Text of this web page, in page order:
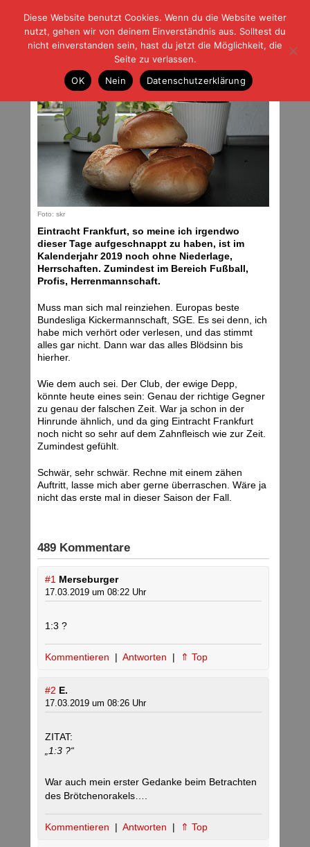
| | |BLOG-GFußball und der Rest
HOME|REGELN|IMPRESSUM |DATENSCHUTZ
SGE – Club
Sonntag, 17.03.19 | 08:20 Uhr
Foto: skr
Eintracht Frankfurt, so meine ich irgendwo
dieser Tage aufgeschnappt zu haben, ist im
Kalenderjahr 2019 noch ohne Niederlage,
Herrschaften. Zumindest im Bereich Fußball,
Profis, Herrenmannschaft.
Muss man sich mal reinziehen. Europas beste
Bundesliga Kickermannschaft, SGE. Es sei denn, ich
habe mich verhört oder verlesen, und das stimmt
alles gar nicht. Dann war das alles Blödsinn bis
hierher.
Wie dem auch sei. Der Club, der ewige Depp,
könnte heute eines sein: Genau der richtige Gegner
zu genau der falschen Zeit. War ja schon in der
Hinrunde ähnlich, und da ging Eintracht Frankfurt
noch nicht so sehr auf dem Zahnfleisch wie zur Zeit.
Zumindest gefühlt.
Schwär, sehr schwär. Rechne mit einem zähen
Auftritt, lasse mich aber gerne überraschen. Wäre ja
nicht das erste mal in dieser Saison der Fall.
489 Kommentare
#1 Merseburger
17.03.2019 um 08:22 Uhr
1:3 ?
Kommentieren | Antworten | ⇑ Top
#2 E.
17.03.2019 um 08:26 Uhr
ZITAT:
„1:3 ?“
War auch mein erster Gedanke beim Betrachten
des Brötchenorakels….
Kommentieren | Antworten | ⇑ Top
Diese Website benutzt Cookies. Wenn du die Website weiter
nutzt, gehen wir von deinem Einverständnis aus. Solltest du
nicht einverstanden sein, hast du jetzt die Möglichkeit, die
Seite zu verlassen.
OK
Nein Datenschutzerklärung